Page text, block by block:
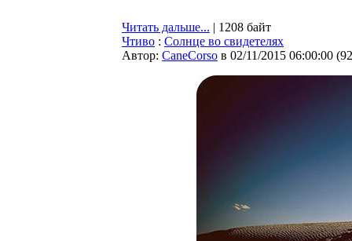
Читать дальше... | 1208 байт
Чтиво : Солнце во свидетелях
Автор: CaneCorso в 02/11/2015 06:00:00 (